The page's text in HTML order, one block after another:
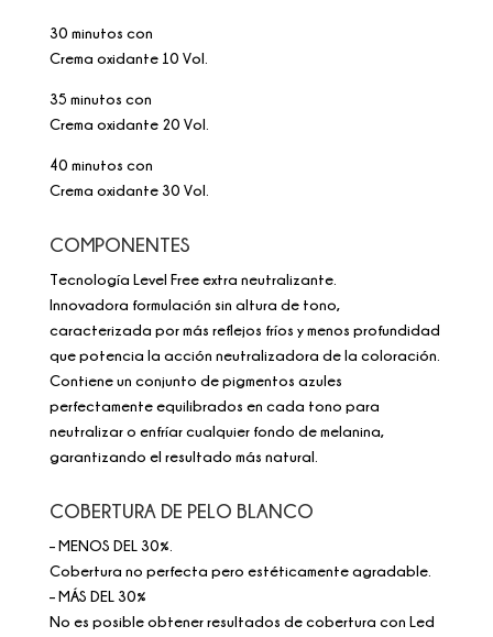
30 minutos con
Crema oxidante 10 Vol.
35 minutos con
Crema oxidante 20 Vol.
40 minutos con
Crema oxidante 30 Vol.
COMPONENTES
Tecnología Level Free extra neutralizante.
Innovadora formulación sin altura de tono,
caracterizada por más reflejos fríos y menos profundidad
que potencia la acción neutralizadora de la coloración.
Contiene un conjunto de pigmentos azules
perfectamente equilibrados en cada tono para
neutralizar o enfríar cualquier fondo de melanina,
garantizando el resultado más natural.
COBERTURA DE PELO BLANCO
– MENOS DEL 30%.
Cobertura no perfecta pero estéticamente agradable.
– MÁS DEL 30%
No es posible obtener resultados de cobertura con Led